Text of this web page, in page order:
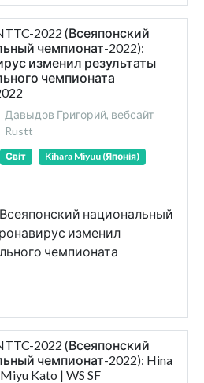
2022 (Всеяпонский
чемпионат-2022):
изменил результаты
чемпионата
Давыдов Григорий, вебсайт
Rustt
Світ
Kihara Miyuu (Японія)
национальный
изменил
чемпионата
2022 (Всеяпонский
чемпионат-2022): Hina
Kato | WS SF